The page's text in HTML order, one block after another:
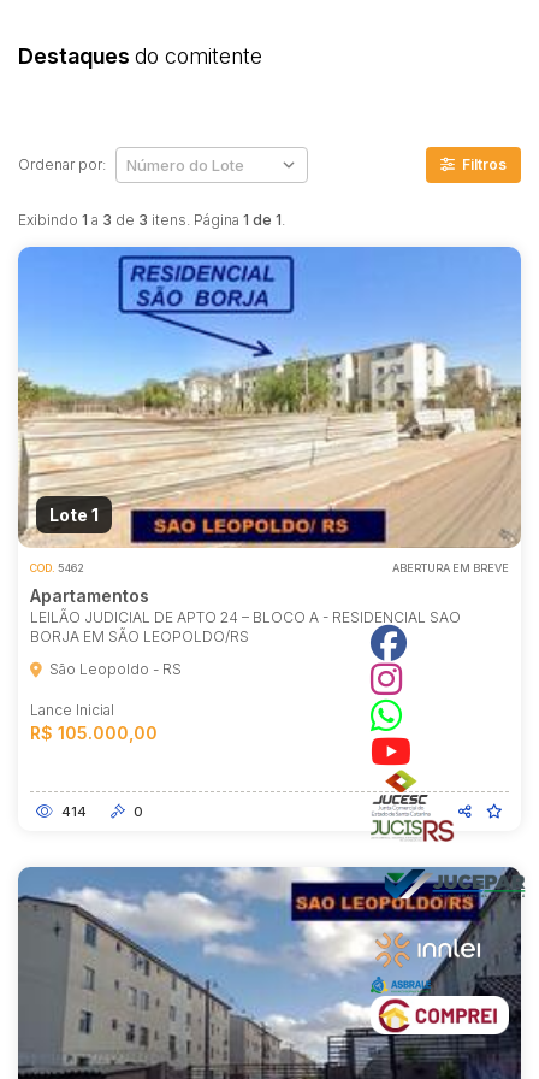
Destaques do comitente
Exibindo 1 a 3 de 3 itens. Página 1 de 1.
Ordenar por: Filtros
Lote 1
COD. 5462 ABERTURA EM BREVE
Apartamentos
LEILÃO JUDICIAL DE APTO 24 – BLOCO A - RESIDENCIAL SAO
BORJA EM SÃO LEOPOLDO/RS
São Leopoldo - RS
Lance Inicial
R$ 105.000,00
414 0